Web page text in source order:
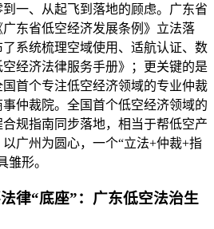
一、从起飞到落地的顾虑。广东省
东省低空经济发展条例》立法落
系统梳理空域使用、适航认证、数
经济法律服务手册》；更关键的是
首个专注低空经济领域的专业仲裁
仲裁院。全国首个低空经济领域的
规指南同步落地，相当于帮低空产
广州为圆心，一个“立法+仲裁+指
雏形。
律“底座”：广东低空法治生